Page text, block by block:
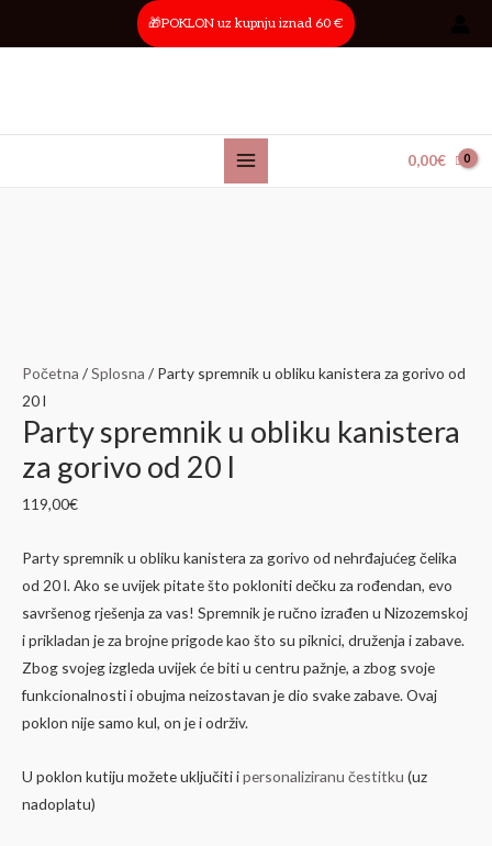
🎁POKLON uz kupnju iznad 60 €
Main
0,00€
Početna /Splosna / Party spremnik u obliku kanistera za gorivo od
20 l
Party spremnik u obliku kanistera
za gorivo od 20 l
119,00€
Party spremnik u obliku kanistera za gorivo od nehrđajućeg čelika
od 20 l. Ako se uvijek pitate što pokloniti dečku za rođendan, evo
savršenog rješenja za vas! Spremnik je ručno izrađen u Nizozemskoj
i prikladan je za brojne prigode kao što su piknici, druženja i zabave.
Zbog svojeg izgleda uvijek će biti u centru pažnje, a zbog svoje
funkcionalnosti i obujma neizostavan je dio svake zabave. Ovaj
poklon nije samo kul, on je i održiv.
U poklon kutiju možete uključiti ipersonaliziranu čestitku (uz
nadoplatu)